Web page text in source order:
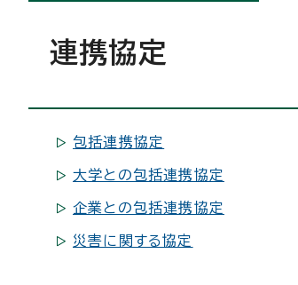
連携協定
包括連携協定
大学との包括連携協定
企業との包括連携協定
災害に関する協定